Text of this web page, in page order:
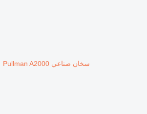
سخان صناعي Pullman A2000